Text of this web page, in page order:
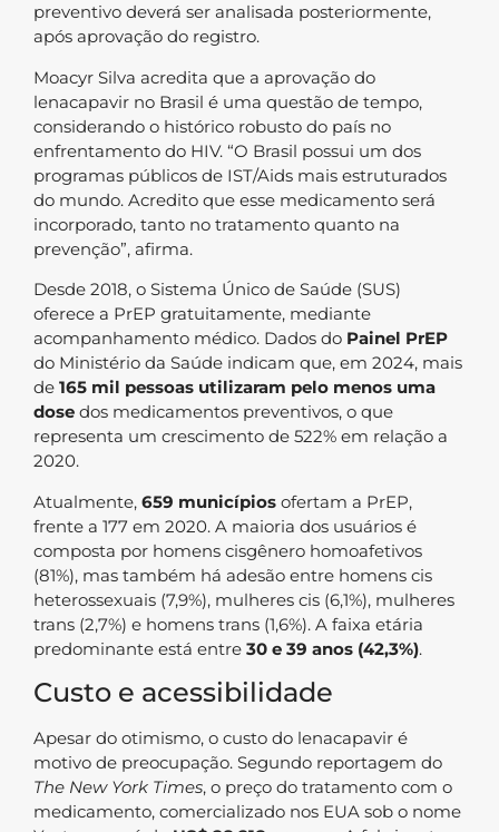
preventivo deverá ser analisada posteriormente,
após aprovação do registro.
Moacyr Silva acredita que a aprovação do
lenacapavir no Brasil é uma questão de tempo,
considerando o histórico robusto do país no
enfrentamento do HIV. “O Brasil possui um dos
programas públicos de IST/Aids mais estruturados
do mundo. Acredito que esse medicamento será
incorporado, tanto no tratamento quanto na
prevenção”, afirma.
Desde 2018, o Sistema Único de Saúde (SUS)
oferece a PrEP gratuitamente, mediante
acompanhamento médico. Dados do Painel PrEP
do Ministério da Saúde indicam que, em 2024, mais
de 165 mil pessoas utilizaram pelo menos uma
dose dos medicamentos preventivos, o que
representa um crescimento de 522% em relação a
2020.
Atualmente, 659 municípios ofertam a PrEP,
frente a 177 em 2020. A maioria dos usuários é
composta por homens cisgênero homoafetivos
(81%), mas também há adesão entre homens cis
heterossexuais (7,9%), mulheres cis (6,1%), mulheres
trans (2,7%) e homens trans (1,6%). A faixa etária
predominante está entre 30 e 39 anos (42,3%).
Custo e acessibilidade
Apesar do otimismo, o custo do lenacapavir é
motivo de preocupação. Segundo reportagem do
The New York Times, o preço do tratamento com o
medicamento, comercializado nos EUA sob o nome